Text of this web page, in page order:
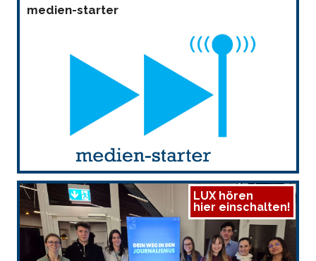
medien-starter
LUX hören
hier einschalten!